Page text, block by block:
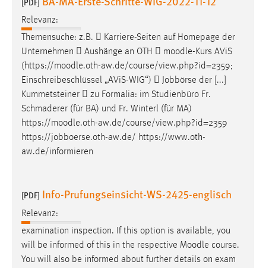
Relevanz:
Themensuche: z.B.  Karriere-Seiten auf Homepage der
Unternehmen  Aushänge an OTH  moodle-Kurs AViS
(https://moodle.oth-aw.de/course/view.php?id=2359;
Einschreibeschlüssel „AViS-WIG“)  Jobbörse der [...]
Kummetsteiner  zu Formalia: im Studienbüro Fr.
Schmaderer (für BA) und Fr. Winterl (für MA)
https://moodle.oth-aw.de/course/view.php?id=2359
https://jobboerse.oth-aw.de/ https://www.oth-
aw.de/informieren
[PDF] Info-Prufungseinsicht-WS-2425-englisch
Relevanz:
examination inspection. If this option is available, you
will be informed of this in the respective Moodle course.
You will also be informed about further details on exam